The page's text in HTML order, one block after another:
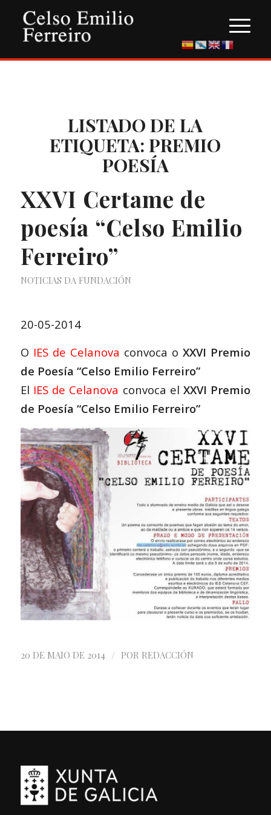
LISTADO DE LA
ETIQUETA:PREMIO
POESÍA
XXVI Certame de
poesía “Celso Emilio
Ferreiro”
NOTICIAS DA FUNDACIÓN
20-05-2014
O IES de Celanova convoca oXXVI Premio
de Poesía “Celso Emilio Ferreiro”
El IES de Celanova convoca el XXVI Premio
de Poesía “Celso Emilio Ferreiro”
20 DE MAIO DE 2014 / POR REDACCIÓN